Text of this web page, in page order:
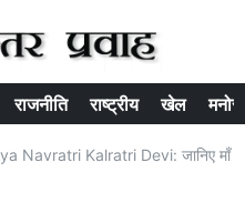
राजनीति राष्ट्रीय खेल
Navratri Kalratri Devi: जानिए माँ के